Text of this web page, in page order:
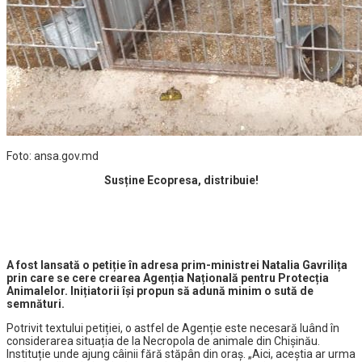
Foto: ansa.gov.md
Susține Ecopresa, distribuie!
A fost lansată o petiție în adresa prim-ministrei Natalia Gavrilița
prin care se cere crearea Agenția Națională pentru Protecția
Animalelor. Inițiatorii își propun să adună minim o sută de
semnături.
Potrivit textului petiției, o astfel de Agenție este necesară luând în
considerarea situația de la Necropola de animale din Chișinău.
Instituție unde ajung câinii fără stăpân din oraș. „Aici, aceștia ar urma